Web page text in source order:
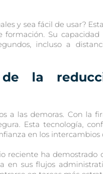
y sea fácil de usar?
Su
incluso a
la
a las demoras. Con la
Esta tecnología,
en los intercambios
ha demostrado
sus flujos